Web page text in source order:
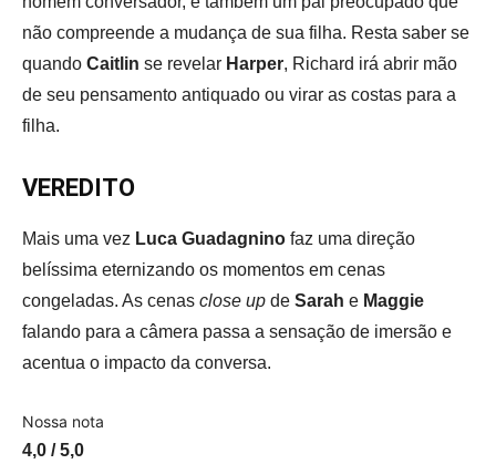
não compreende a mudança de sua filha. Resta saber se
quando Caitlin se revelar Harper, Richard irá abrir mão
de seu pensamento antiquado ou virar as costas para a
filha.
VEREDITO
Mais uma vez Luca Guadagnino faz uma direção
belíssima eternizando os momentos em cenas
congeladas. As cenas close up de Sarah e Maggie
falando para a câmera passa a sensação de imersão e
acentua o impacto da conversa.
Nossa nota
4,0 / 5,0